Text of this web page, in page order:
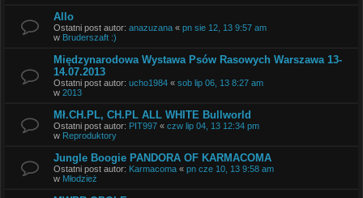
Allo
Ostatni post autor: anazuzana « pn sie 12, 13 9:57 am
w Bruderszaft :)
Międzynarodowa Wystawa Psów Rasowych Warszawa 13-
14.07.2013
Ostatni post autor: ucho1984 « sob lip 06, 13 8:27 am
w 2013
Mł.CH.PL, CH.PL ALL WHITE Bullworld
Ostatni post autor: PIT997 « czw lip 04, 13 12:34 pm
w Reproduktory
Jungle Boogie PANDORA OF KARMACOMA
Ostatni post autor: Karmacoma « pn cze 10, 13 9:58 am
w Młodzież